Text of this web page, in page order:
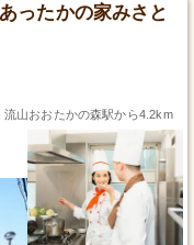
ったかの家みさと
山おおたかの森駅から4.2km